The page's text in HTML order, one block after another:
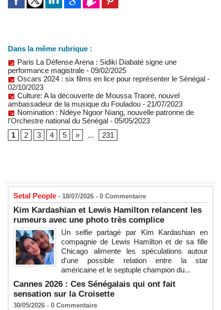
Dans la même rubrique :
Paris La Défense Arena : Sidiki Diabaté signe une
performance magistrale - 09/02/2025
Oscars 2024 : six films en lice pour représenter le Sénégal -
02/10/2023
Culture: A la découverte de Moussa Traoré, nouvel
ambassadeur de la musique du Fouladou - 21/07/2023
Nomination : Ndèye Ngoor Niang, nouvelle patronne de
l'Orchestre national du Sénégal - 05/05/2023
1
2 3 4 5 » ... 231
Setal People - 18/07/2026 - 0 Commentaire
Kim Kardashian et Lewis Hamilton relancent les
rumeurs avec une photo très complice
Un selfie partagé par Kim Kardashian en
compagnie de Lewis Hamilton et de sa fille
Chicago alimente les spéculations autour
d'une possible relation entre la star
américaine et le septuple champion du...
Cannes 2026 : Ces Sénégalais qui ont fait
sensation sur la Croisette
30/05/2026 - 0 Commentaire